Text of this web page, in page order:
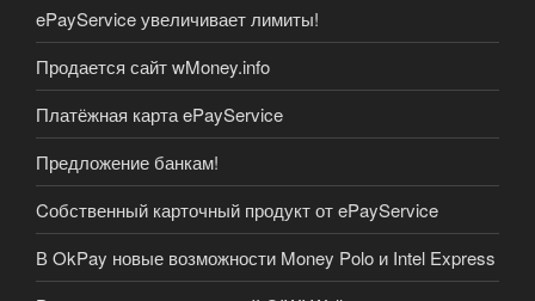
ePayService увеличивает лимиты!
Продается сайт wMoney.info
Платёжная карта ePayService
Предложение банкам!
Cобственный карточный продукт от ePayService
В OkPay новые возможности Money Polo и Intel Express